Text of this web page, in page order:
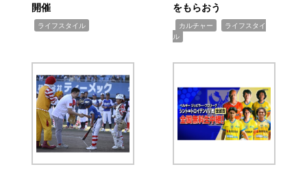
開催
ライフスタイル
をもらおう
カルチャー
ライフスタイ
ル